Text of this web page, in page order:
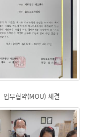
업무협약(MOU) 체결
<2021.04.16>